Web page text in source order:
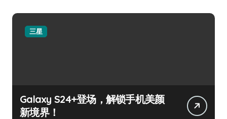
三星
Galaxy S24+登场，解锁手机美颜
新境界！